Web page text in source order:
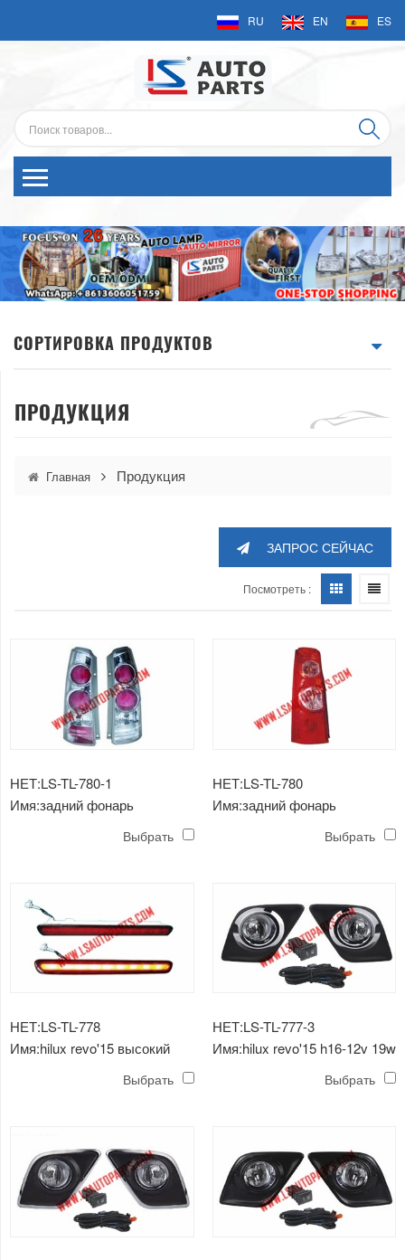
RU EN ES
СОРТИРОВКА ПРОДУКТОВ
ПРОДУКЦИЯ
Главная Продукция
ЗАПРОС СЕЙЧАС
Посмотреть :
НЕТ:LS-TL-780-1
Имя:задний фонарь
Выбрать
НЕТ:LS-TL-780
Имя:задний фонарь
Выбрать
НЕТ:LS-TL-778
Имя:hilux revo'15 высокий
Выбрать
НЕТ:LS-TL-777-3
Имя:hilux revo'15 h16-12v 19w
комплект противотуманных
фар хромированный 2
Выбрать